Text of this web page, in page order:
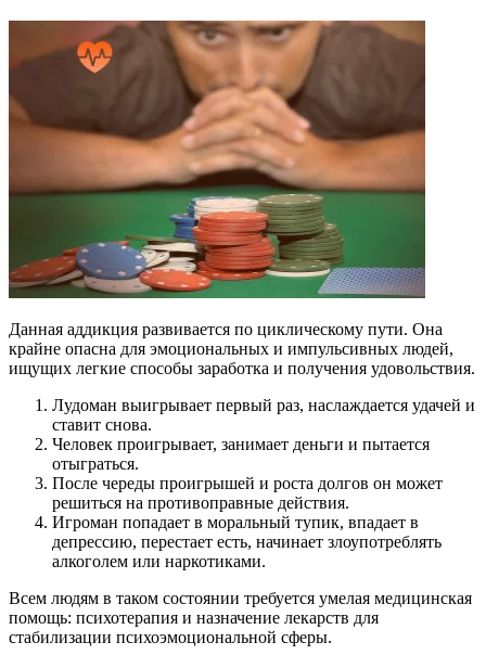
Данная аддикция развивается по циклическому пути. Она
крайне опасна для эмоциональных и импульсивных людей,
ищущих легкие способы заработка и получения удовольствия.
Лудоман выигрывает первый раз, наслаждается удачей и
ставит снова.
Человек проигрывает, занимает деньги и пытается
отыграться.
После череды проигрышей и роста долгов он может
решиться на противоправные действия.
Игроман попадает в моральный тупик, впадает в
депрессию, перестает есть, начинает злоупотреблять
алкоголем или наркотиками.
Всем людям в таком состоянии требуется умелая медицинская
помощь: психотерапия и назначение лекарств для
стабилизации психоэмоциональной сферы.